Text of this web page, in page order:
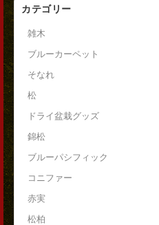
カテゴリー
雑木
ブルーカーペット
そなれ
松
ドライ盆栽グッズ
錦松
ブルーパシフィック
コニファー
赤実
松柏